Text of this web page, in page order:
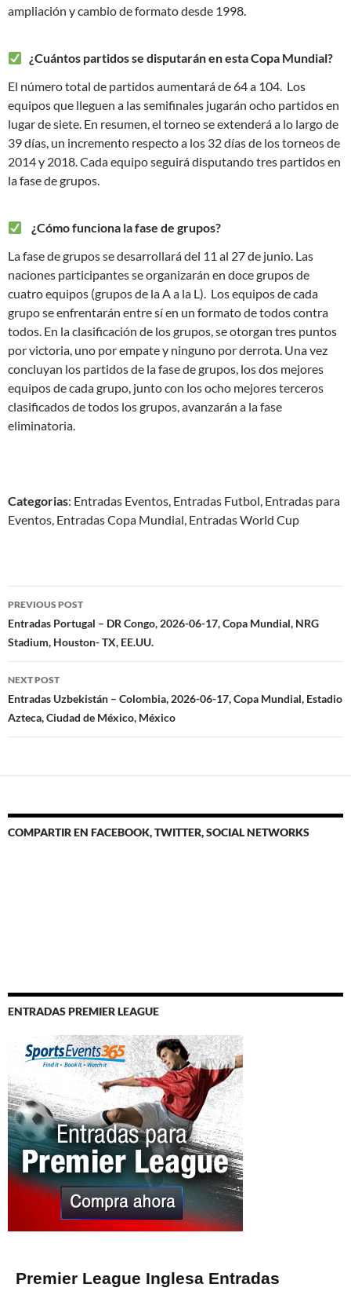
ampliación y cambio de formato desde 1998.
¿Cuántos partidos se disputarán en esta Copa Mundial?
El número total de partidos aumentará de 64 a 104. Los
equipos que lleguen a las semifinales jugarán ocho partidos en
lugar de siete. En resumen, el torneo se extenderá a lo largo de
39 días, un incremento respecto a los 32 días de los torneos de
2014 y 2018. Cada equipo seguirá disputando tres partidos en
la fase de grupos.
¿Cómo funciona la fase de grupos?
La fase de grupos se desarrollará del 11 al 27 de junio. Las
naciones participantes se organizarán en doce grupos de
cuatro equipos (grupos de la A a la L). Los equipos de cada
grupo se enfrentarán entre sí en un formato de todos contra
todos. En la clasificación de los grupos, se otorgan tres puntos
por victoria, uno por empate y ninguno por derrota. Una vez
concluyan los partidos de la fase de grupos, los dos mejores
equipos de cada grupo, junto con los ocho mejores terceros
clasificados de todos los grupos, avanzarán a la fase
eliminatoria.
Categorias: Entradas Eventos, Entradas Futbol, Entradas para
Eventos, Entradas Copa Mundial, Entradas World Cup
Post
navigation
PREVIOUS POST
Entradas Portugal – DR Congo, 2026-06-17, Copa Mundial, NRG
Stadium, Houston- TX, EE.UU.
NEXT POST
Entradas Uzbekistán – Colombia, 2026-06-17, Copa Mundial, Estadio
Azteca, Ciudad de México, México
COMPARTIR EN FACEBOOK, TWITTER, SOCIAL NETWORKS
ENTRADAS PREMIER LEAGUE